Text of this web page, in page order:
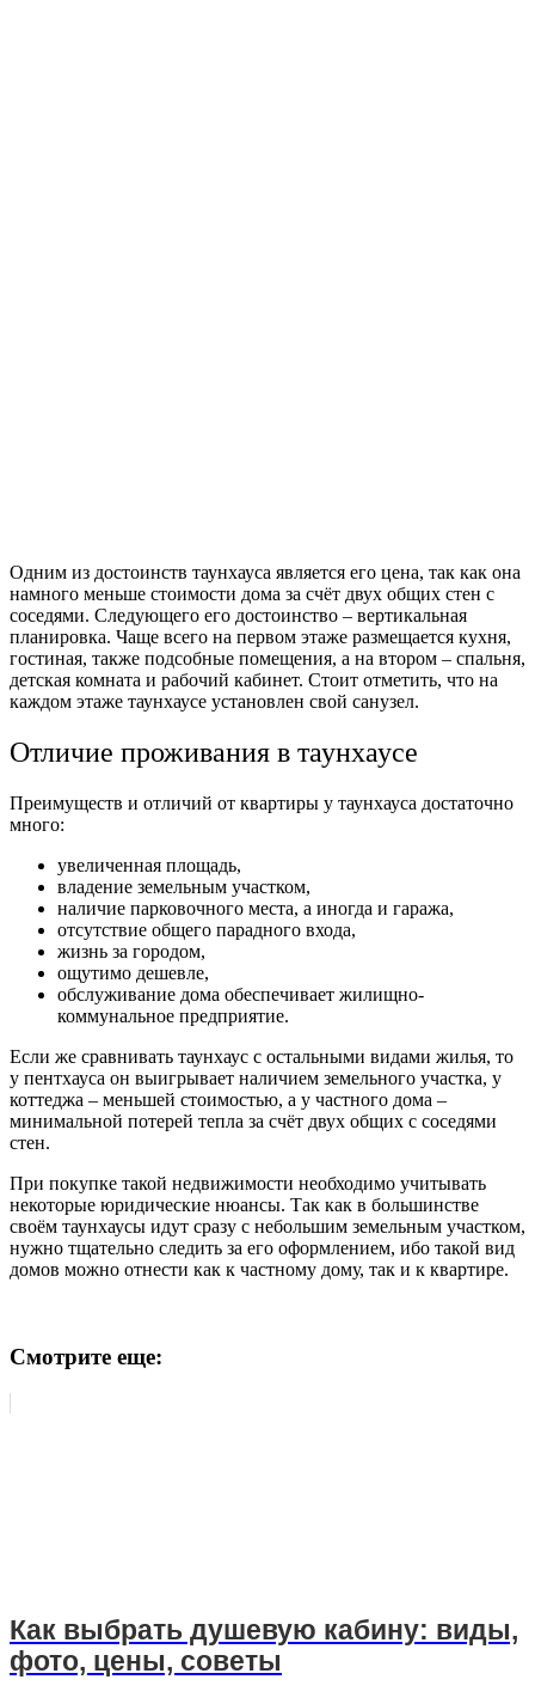
Одним из достоинств таунхауса является его цена, так как она
намного меньше стоимости дома за счёт двух общих стен с
соседями. Следующего его достоинство – вертикальная
планировка. Чаще всего на первом этаже размещается кухня,
гостиная, также подсобные помещения, а на втором – спальня,
детская комната и рабочий кабинет. Стоит отметить, что на
каждом этаже таунхаусе установлен свой санузел.
Отличие проживания в таунхаусе
Преимуществ и отличий от квартиры у таунхауса достаточно
много:
увеличенная площадь,
владение земельным участком,
наличие парковочного места, а иногда и гаража,
отсутствие общего парадного входа,
жизнь за городом,
ощутимо дешевле,
обслуживание дома обеспечивает жилищно-
коммунальное предприятие.
Если же сравнивать таунхаус с остальными видами жилья, то
у пентхауса он выигрывает наличием земельного участка, у
коттеджа – меньшей стоимостью, а у частного дома –
минимальной потерей тепла за счёт двух общих с соседями
стен.
При покупке такой недвижимости необходимо учитывать
некоторые юридические нюансы. Так как в большинстве
своём таунхаусы идут сразу с небольшим земельным участком,
нужно тщательно следить за его оформлением, ибо такой вид
домов можно отнести как к частному дому, так и к квартире.
Смотрите еще:
Как выбрать душевую кабину: виды,
фото, цены, советы